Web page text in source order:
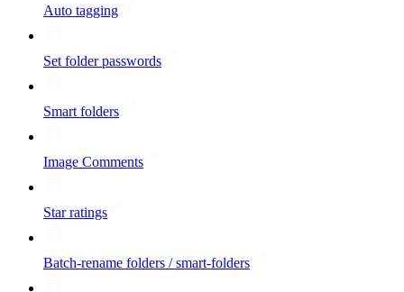
Auto tagging
Set folder passwords
Smart folders
Image Comments
Star ratings
Batch-rename folders / smart-folders